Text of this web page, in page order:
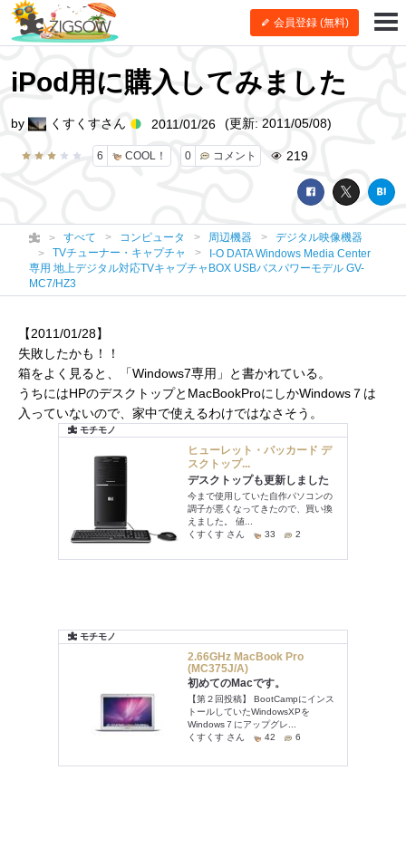
会員登録 (無料)
iPod用に購入してみました
6 COOL！ 0 コメント 219
by くすくすさん 2011/01/26 (更新: 2011/05/08)
すべて コンピュータ 周辺機器
デジタル映像機器
TVチューナー・キャプチャ
I-O DATA Windows Media Center
専用 地上デジタル対応TVキャプチャBOX USBバスパワーモデル GV-
MC7/HZ3
【2011/01/28】
失敗したかも！！
箱をよく見ると、「Windows7専用」と書かれている。
うちにはHPのデスクトップとMacBookProにしかWindows７は
入っていないので、家中で使えるわけではなさそう。